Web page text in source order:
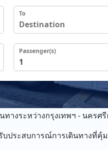
To
Passenger(s)
างระหว่างกรุงเทพฯ - นครศ
ระสบการณ์การเดินทางที่